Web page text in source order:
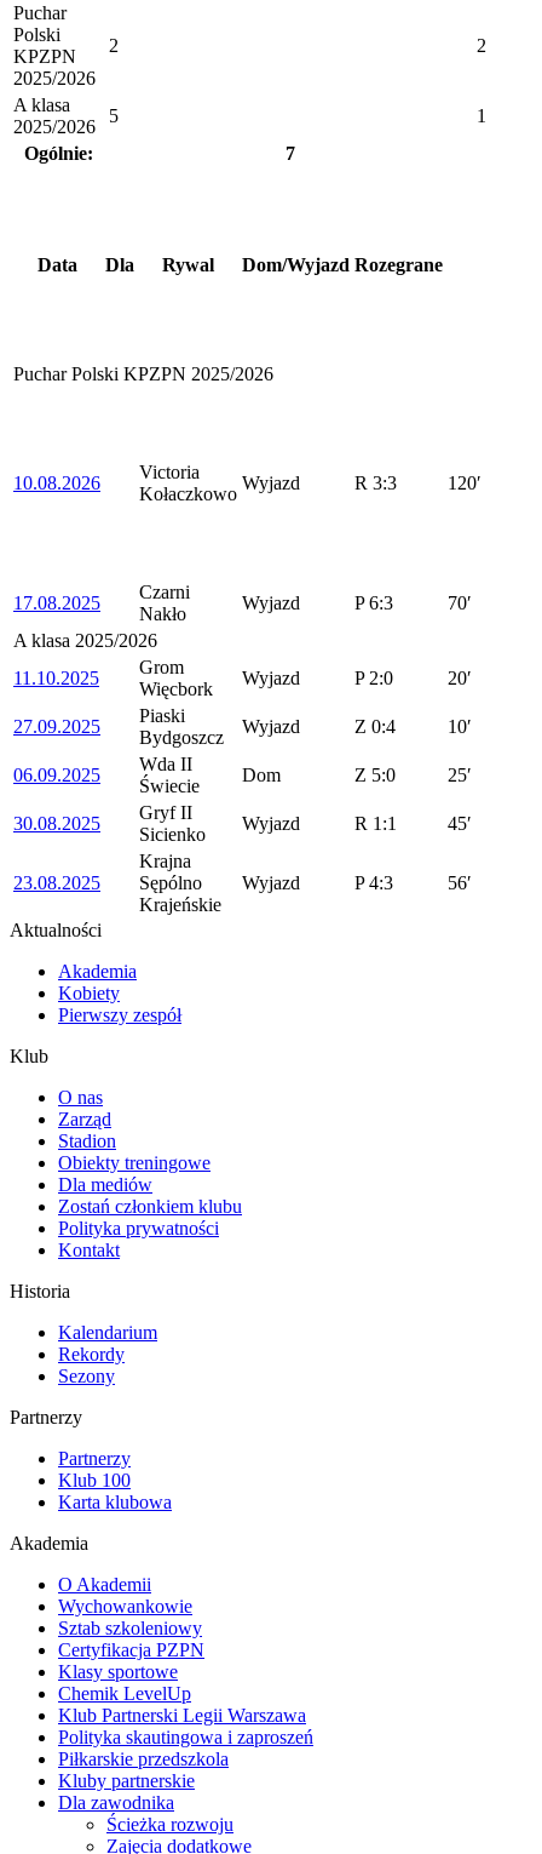
Puchar
Polski
KPZPN
2025/2026
2 2
A klasa
2025/2026
5
1
Ogólnie:
7
Data Dla Rywal Dom/Wyjazd Rozegrane
Puchar Polski KPZPN 2025/2026
10.08.2026
Victoria
Kołaczkowo
Wyjazd R 3:3 120′
17.08.2025
Czarni
Nakło
Wyjazd P 6:3
70′
A klasa 2025/2026
11.10.2025
Grom
Więcbork
Wyjazd P 2:0 20′
27.09.2025
Piaski
Bydgoszcz
Wyjazd Z 0:4 10′
06.09.2025
Wda II
Świecie
Dom Z 5:0 25′
30.08.2025
Gryf II
Sicienko
Wyjazd R 1:1 45′
23.08.2025
Krajna
Sępólno
Krajeńskie
Wyjazd P 4:3 56′
Aktualności
Akademia
Kobiety
Pierwszy zespół
Klub
O nas
Zarząd
Stadion
Obiekty treningowe
Dla mediów
Zostań członkiem klubu
Polityka prywatności
Kontakt
Historia
Kalendarium
Rekordy
Sezony
Partnerzy
Partnerzy
Klub 100
Karta klubowa
Akademia
O Akademii
Wychowankowie
Sztab szkoleniowy
Certyfikacja PZPN
Klasy sportowe
Chemik LevelUp
Klub Partnerski Legii Warszawa
Polityka skautingowa i zaproszeń
Piłkarskie przedszkola
Kluby partnerskie
Dla zawodnika
Ścieżka rozwoju
Zajęcia dodatkowe